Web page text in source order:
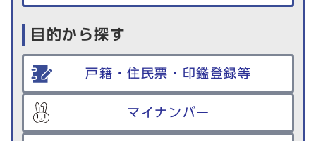
目的から探す
戸籍・住民票・印鑑登録等
マイナンバー